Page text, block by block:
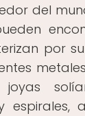
del
por
joyas
espirales,